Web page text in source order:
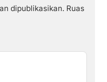
dipublikasikan. Ruas